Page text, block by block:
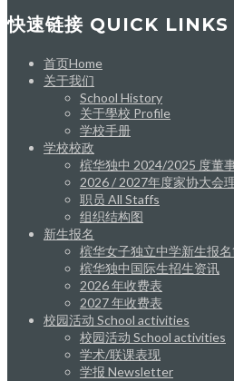
快速链接 QUICK LINKS
首页Home
关于我们
School History
关于學校 Profile
学校手册
学校校政
槟华独中 2024/2025 度董
2026 / 2027年度家协大会
职员 All Staffs
组织结构图
新生报名
槟华女子独立中学新生报
槟华独中国际生招生资讯
2026 年收费表
2027 年收费表
校园活动 School activities
校园活动 School activities
学术/联课表现
学报 Newsletter